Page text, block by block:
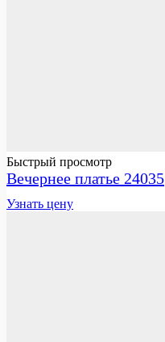
Быстрый просмотр
Вечернее платье 24035
Узнать цену